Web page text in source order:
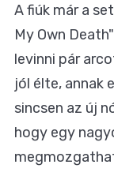
A fiúk már a
My Own
levinni pár
jól élte, annak
sincsen az új
hogy egy